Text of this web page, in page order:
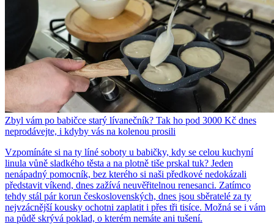
Zbyl vám po babičce starý lívanečník? Tak ho pod 3000 Kč dnes
neprodávejte, i kdyby vás na kolenou prosili
Vzpomínáte si na ty líné soboty u babičky, kdy se celou kuchyní
linula vůně sladkého těsta a na plotně tiše prskal tuk? Jeden
nenápadný pomocník, bez kterého si naši předkové nedokázali
představit víkend, dnes zažívá neuvěřitelnou renesanci. Zatímco
tehdy stál pár korun československých, dnes jsou sběratelé za ty
nejvzácnější kousky ochotni zaplatit i přes tři tisíce. Možná se i vám
na půdě skrývá poklad, o kterém nemáte ani tušení.